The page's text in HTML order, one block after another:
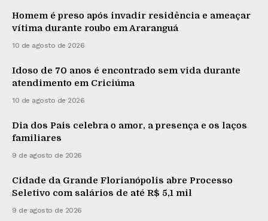
Homem é preso após invadir residência e ameaçar
vítima durante roubo em Araranguá
10 de agosto de 2026
Idoso de 70 anos é encontrado sem vida durante
atendimento em Criciúma
10 de agosto de 2026
Dia dos Pais celebra o amor, a presença e os laços
familiares
9 de agosto de 2026
Cidade da Grande Florianópolis abre Processo
Seletivo com salários de até R$ 5,1 mil
9 de agosto de 2026